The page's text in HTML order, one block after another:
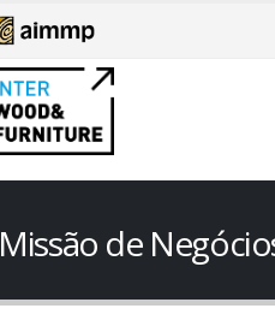
Missão de